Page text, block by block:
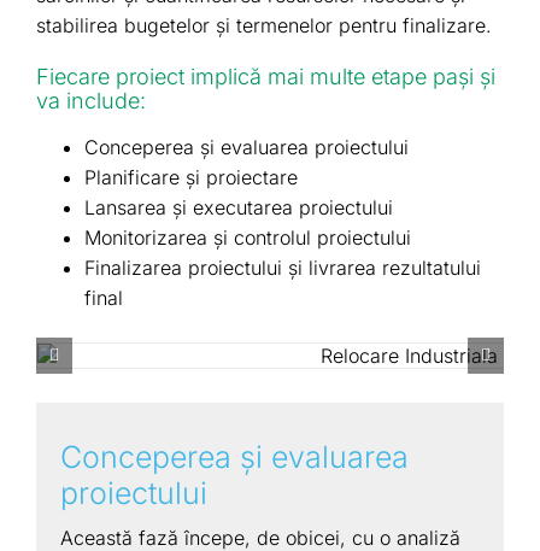
stabilirea bugetelor și termenelor pentru finalizare.
Fiecare proiect implică mai multe etape pași și
va include:
Conceperea şi evaluarea proiectului
Planificare şi proiectare
Lansarea şi executarea proiectului
Monitorizarea şi controlul proiectului
Finalizarea proiectului şi livrarea rezultatului
final
Conceperea şi evaluarea
proiectului
Această fază începe, de obicei, cu o analiză